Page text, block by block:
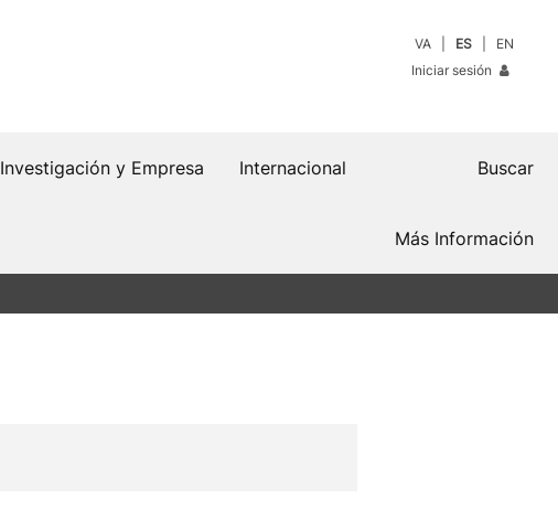
VA ES
EN
Iniciar sesión
Investigación y Empresa Internacional Buscar
Más Información